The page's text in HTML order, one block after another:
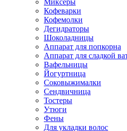
Миксеры
Кофеварки
Кофемолки
Дегидраторы
Шоколадницы
Аппарат для попкорна
Аппарат для сладкой
Вафельницы
Йогуртница
Соковыжималки
Сендвичница
Тостеры
Утюги
Фены
Для укладки волос